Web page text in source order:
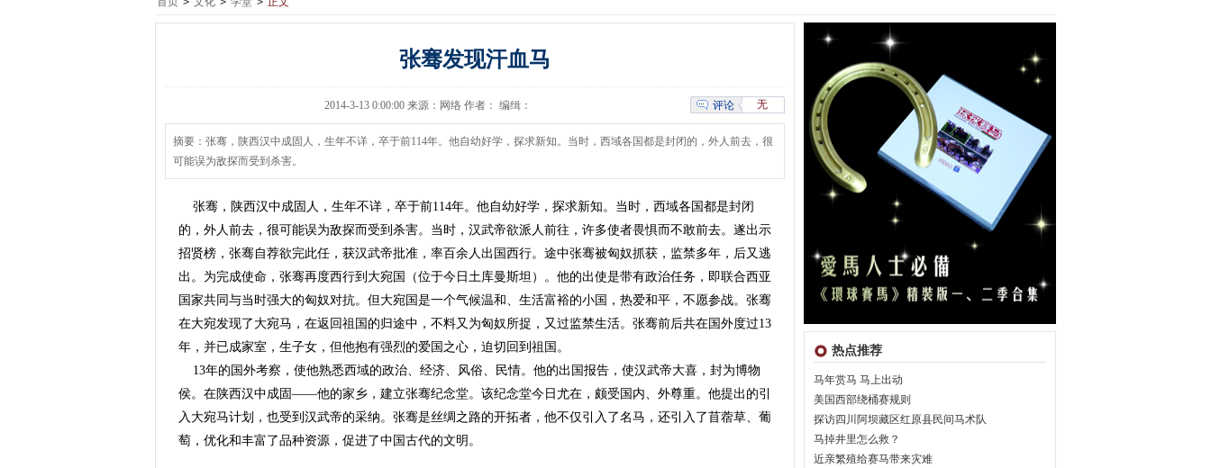
热点推荐
马年赏马 马上出动
美国西部绕桶赛规则
探访四川阿坝藏区红原县民间马术队
马掉井里怎么救？
近亲繁殖给赛马带来灾难
张骞发现汗血马
评论 无
2014-3-13 0:00:00 来源：网络 作者： 编缉：
摘要：张骞，陕西汉中成固人，生年不详，卒于前114年。他自幼好学，探求新知。当时，西域各国都是封闭的，外人前去，很
可能误为敌探而受到杀害。
张骞，陕西汉中成固人，生年不详，卒于前114年。他自幼好学，探求新知。当时，西域各国都是封闭
的，外人前去，很可能误为敌探而受到杀害。当时，汉武帝欲派人前往，许多使者畏惧而不敢前去。遂出示
招贤榜，张骞自荐欲完此任，获汉武帝批准，率百余人出国西行。途中张骞被匈奴抓获，监禁多年，后又逃
出。为完成使命，张骞再度西行到大宛国（位于今日土库曼斯坦）。他的出使是带有政治任务，即联合西亚
国家共同与当时强大的匈奴对抗。但大宛国是一个气候温和、生活富裕的小国，热爱和平，不愿参战。张骞
在大宛发现了大宛马，在返回祖国的归途中，不料又为匈奴所捉，又过监禁生活。张骞前后共在国外度过13
年，并已成家室，生子女，但他抱有强烈的爱国之心，迫切回到祖国。
13年的国外考察，使他熟悉西域的政治、经济、风俗、民情。他的出国报告，使汉武帝大喜，封为博物
侯。在陕西汉中成固——他的家乡，建立张骞纪念堂。该纪念堂今日尤在，颇受国内、外尊重。他提出的引
入大宛马计划，也受到汉武帝的采纳。张骞是丝绸之路的开拓者，他不仅引入了名马，还引入了苜蓿草、葡
萄，优化和丰富了品种资源，促进了中国古代的文明。